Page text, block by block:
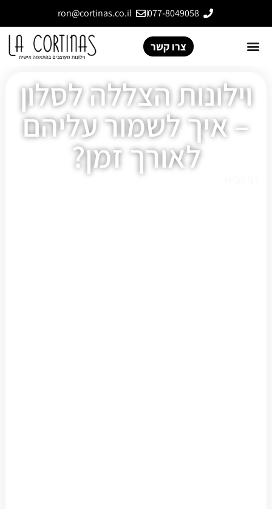
077-8049058
ron@cortinas.co.il
צרו קשר
וילונות הצללה לסלון
– איך לשמור עליהם
לאורך זמן?
וילונות הצללה לסלון – איך לשמור עליהם לאורך